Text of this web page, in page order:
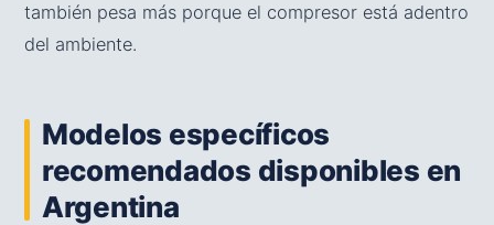
también pesa más porque el compresor está adentro
del ambiente.
Modelos específicos
recomendados disponibles en
Argentina